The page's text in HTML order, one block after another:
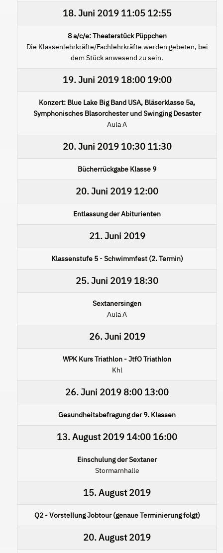
18. Juni 201911:05 12:55
8 a/c/e: Theaterstück Püppchen
Die Klassenlehrkräfte/Fachlehrkräfte werden gebeten, bei
dem Stück anwesend zu sein.
19. Juni 201918:00 19:00
Konzert: Blue Lake Big Band USA, Bläserklasse 5a,
Symphonisches Blasorchester und Swinging Desaster
Aula A
20. Juni 201910:30 11:30
Bücherrückgabe Klasse 9
20. Juni 2019 12:00
Entlassung der Abiturienten
21. Juni 2019
Klassenstufe 5 - Schwimmfest (2. Termin)
25. Juni 2019 18:30
Sextanersingen
Aula A
26. Juni 2019
WPK Kurs Triathlon - JtfO Triathlon
Khl
26. Juni 2019 8:00 13:00
Gesundheitsbefragung der 9. Klassen
13. August 2019 14:00 16:00
Einschulung der Sextaner
Stormarnhalle
15. August 2019
Q2 - Vorstellung Jobtour (genaue Terminierung folgt)
20. August 2019